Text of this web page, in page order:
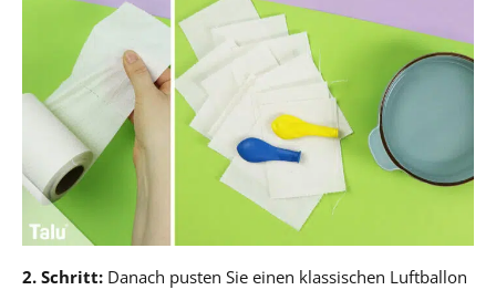
2. Schritt: Danach pusten Sie einen klassischen Luftballon